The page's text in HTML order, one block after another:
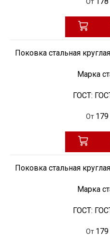
Поковка стальная
Марка
ГОСТ:
От
Поковка стальная
Марка
ГОСТ:
От